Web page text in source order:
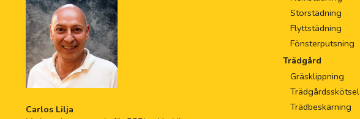
Carlos Lilja
Storstädning
Flyttstädning
Fönsterputsning
Trädgård
Gräsklippning
Trädgårdsskötsel
Trädbeskärning